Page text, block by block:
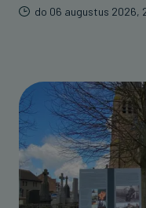
do 06 augustus 2026,